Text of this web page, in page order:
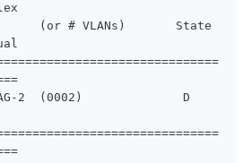
(or # VLANs)       State
2  (0002)              D